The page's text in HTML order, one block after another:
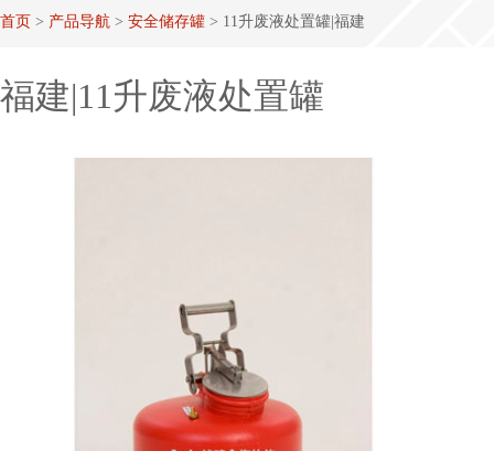
首页 > 产品导航 > 安全储存罐 > 11升废液处置罐|福建
福建|11升废液处置罐